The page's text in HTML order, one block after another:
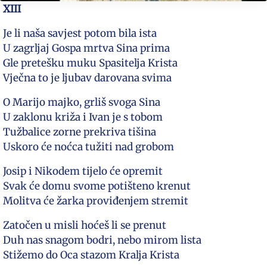
XIII
Je li naša savjest potom bila ista
U zagrljaj Gospa mrtva Sina prima
Gle pretešku muku Spasitelja Krista
Vječna to je ljubav darovana svima
O Marijo majko, grliš svoga Sina
U zaklonu križa i Ivan je s tobom
Tužbalice zorne prekriva tišina
Uskoro će noćca tužiti nad grobom
Josip i Nikodem tijelo će opremit
Svak će domu svome potišteno krenut
Molitva će žarka proviđenjem stremit
Zatočen u misli hoćeš li se prenut
Duh nas snagom bodri, nebo mirom lista
Stižemo do Oca stazom Kralja Krista